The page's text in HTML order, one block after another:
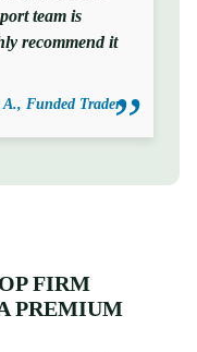
team is
recommend it
Funded Trader
FIRM
PREMIUM